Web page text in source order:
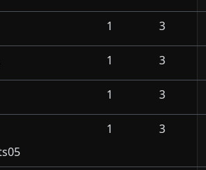
1 3
1 3
1 3
1 3